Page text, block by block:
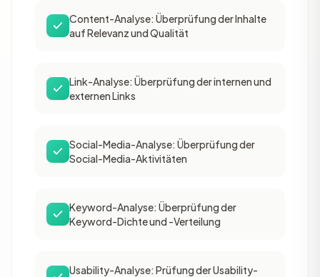
Content-Analyse: Überprüfung der Inhalte
auf Relevanz und Qualität
Link-Analyse: Überprüfung der internen und
externen Links
Social-Media-Analyse: Überprüfung der
Social-Media-Aktivitäten
Keyword-Analyse: Überprüfung der
Keyword-Dichte und -Verteilung
Usability-Analyse: Prüfung der Usability-